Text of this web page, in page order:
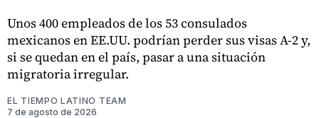
Unos 400 empleados de los 53 consulados
mexicanos en EE.UU. podrían perder sus visas A-2 y,
si se quedan en el país, pasar a una situación
migratoria irregular.
EL TIEMPO LATINO TEAM
7 de agosto de 2026